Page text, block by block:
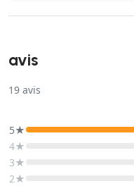
avis
19 avis
5★
4★
3★
2★